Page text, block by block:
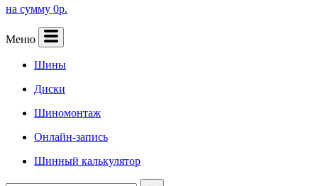
на сумму 0р.
Меню
Шины
Диски
Шиномонтаж
Онлайн-запись
Шинный калькулятор